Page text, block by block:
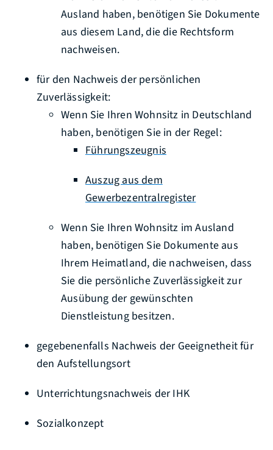
Ausland haben, benötigen Sie Dokumente
aus diesem Land, die die Rechtsform
nachweisen.
für den Nachweis der persönlichen
Zuverlässigkeit:
Wenn Sie Ihren Wohnsitz in Deutschland
haben, benötigen Sie in der Regel:
Führungszeugnis
Auszug aus dem
Gewerbezentralregister
Wenn Sie Ihren Wohnsitz im Ausland
haben, benötigen Sie Dokumente aus
Ihrem Heimatland, die nachweisen, dass
Sie die persönliche Zuverlässigkeit zur
Ausübung der gewünschten
Dienstleistung besitzen.
gegebenenfalls Nachweis der Geeignetheit für
den Aufstellungsort
Unterrichtungsnachweis der IHK
Sozialkonzept